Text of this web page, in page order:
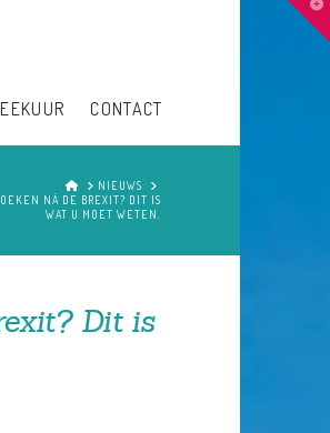
CONTACT
HOMENIEUWS
NÁ DE BREXIT? DIT IS
WAT U MOET WETEN.
Dit is